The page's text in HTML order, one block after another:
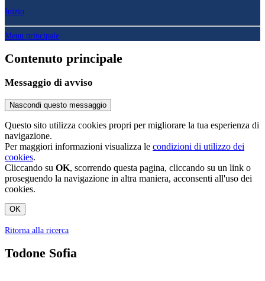
Inizio
Menu principale
Contenuto principale
Messaggio di avviso
Nascondi questo messaggio
Questo sito utilizza cookies propri per migliorare la tua esperienza di
navigazione.
Per maggiori informazioni visualizza le condizioni di utilizzo dei
cookies.
Cliccando su OK, scorrendo questa pagina, cliccando su un link o
proseguendo la navigazione in altra maniera, acconsenti all'uso dei
cookies.
OK
Ritorna alla ricerca
Todone Sofia